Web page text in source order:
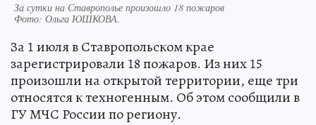
За сутки на Ставрополье произошло 18 пожаров
Фото: Ольга ЮШКОВА.
За 1 июля в Ставропольском крае
зарегистрировали 18 пожаров. Из них 15
произошли на открытой территории, еще три
относятся к техногенным. Об этом сообщили в
ГУ МЧС России по региону.